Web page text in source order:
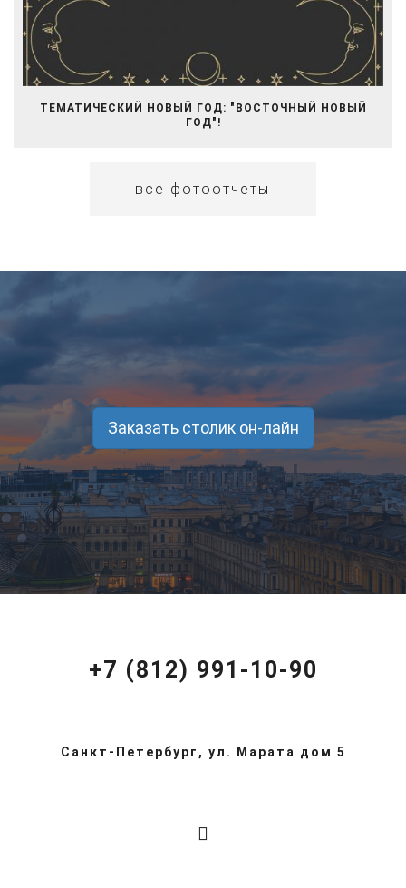
ТЕМАТИЧЕСКИЙ НОВЫЙ ГОД: "ВОСТОЧНЫЙ НОВЫЙ
ГОД"!
все фотоотчеты
Заказать столик он-лайн
+7 (812) 991-10-90
Санкт-Петербург, ул. Марата дом 5